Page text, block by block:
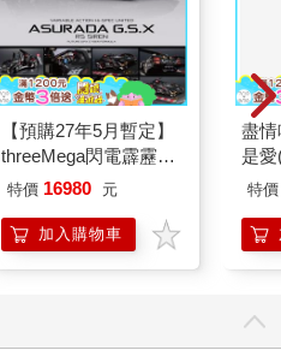
【預購27年5月暫定】
threeMega閃電霹靂車
VA Hi-SPEC UNITED
SIREN 黑色限定
特價 16980 元
加入購物車
盡
是
特價